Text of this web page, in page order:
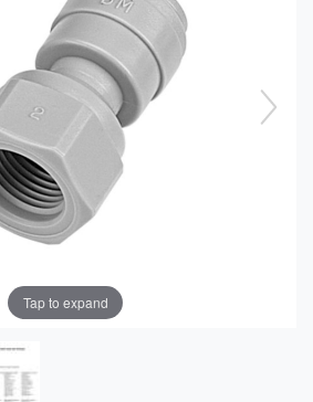
Tap to expand